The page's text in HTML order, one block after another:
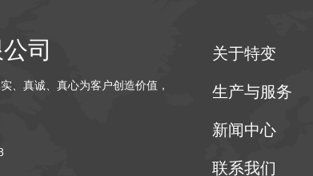
司
、真诚、真心为客户创造价值，
关于特变
生产与服务
新闻中心
联系我们